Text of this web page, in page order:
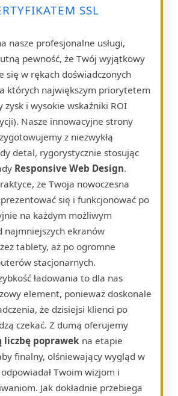
SSL
nasze profesjonalne usługi,
pewność, że Twój wyjątkowy
się w rękach doświadczonych
których największym priorytetem
zysk i wysokie wskaźniki ROI
Nasze innowacyjne strony
z niezwykłą
detal, rygorystycznie stosując
Responsive Web Design.
że Twoja nowoczesna
się i funkcjonować po
na każdym możliwym
najmniejszych ekranów
tablety, aż po ogromne
stacjonarnych.
ładowania to dla nas
element, ponieważ doskonale
że dzisiejsi klienci po
czekać. Z dumą oferujemy
poprawek na etapie
finalny, olśniewający wygląd w
Twoim wizjom i
Jak dokładnie przebiega